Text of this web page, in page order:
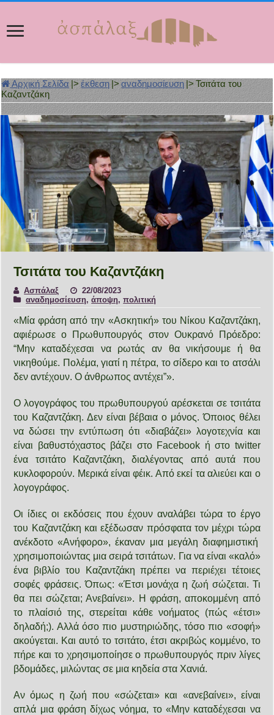
Αρχική Σελίδα |> έκθεση |> αναδημοσίευση |>Τσιτάτα του
Καζαντζάκη
Τσιτάτα του Καζαντζάκη
Ασπάλαξ
22/08/2023
αναδημοσίευση,άποψη,πολιτική
«Μία φράση από την «Ασκητική» του Νίκου Καζαντζάκη,
αφιέρωσε ο Πρωθυπουργός στον Ουκρανό Πρόεδρο:
“Μην καταδέχεσαι να ρωτάς αν θα νικήσουμε ή θα
νικηθούμε. Πολέμα, γιατί η πέτρα, το σίδερο και το ατσάλι
δεν αντέχουν. Ο άνθρωπος αντέχει”».
Ο λογογράφος του πρωθυπουργού αρέσκεται σε τσιτάτα
του Καζαντζάκη. Δεν είναι βέβαια ο μόνος. Όποιος θέλει
να δώσει την εντύπωση ότι «διαβάζει» λογοτεχνία και
είναι βαθυστόχαστος βάζει στο Facebook ή στο twitter
ένα τσιτάτο Καζαντζάκη, διαλέγοντας από αυτά που
κυκλοφορούν. Μερικά είναι φέικ. Από εκεί τα αλιεύει και ο
λογογράφος.
Οι ίδιες οι εκδόσεις που έχουν αναλάβει τώρα το έργο
του Καζαντζάκη και εξέδωσαν πρόσφατα τον μέχρι τώρα
ανέκδοτο «Ανήφορο», έκαναν μια μεγάλη διαφημιστική
χρησιμοποιώντας μια σειρά τσιτάτων. Για να είναι «καλό»
ένα βιβλίο του Καζαντζάκη πρέπει να περιέχει τέτοιες
σοφές φράσεις. Όπως: «Έτσι μονάχα η ζωή σώζεται. Τι
θα πει σώζεται; Ανεβαίνει». Η φράση, αποκομμένη από
το πλαίσιό της, στερείται κάθε νοήματος (πώς «έτσι»
δηλαδή;). Αλλά όσο πιο μυστηριώδης, τόσο πιο «σοφή»
ακούγεται. Και αυτό το τσιτάτο, έτσι ακριβώς κομμένο, το
πήρε και το χρησιμοποίησε ο πρωθυπουργός πριν λίγες
βδομάδες, μιλώντας σε μια κηδεία στα Χανιά.
Αν όμως η ζωή που «σώζεται» και «ανεβαίνει», είναι
απλά μια φράση δίχως νόημα, το «Μην καταδέχεσαι να